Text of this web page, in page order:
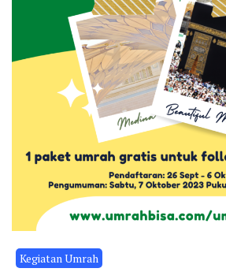
Kegiatan Umrah